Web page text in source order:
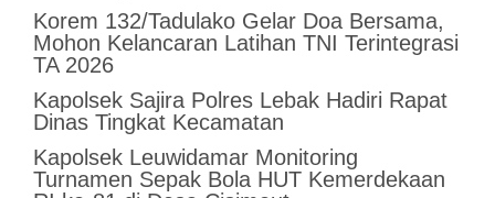
Korem 132/Tadulako Gelar Doa Bersama,
Mohon Kelancaran Latihan TNI Terintegrasi
TA 2026
Kapolsek Sajira Polres Lebak Hadiri Rapat
Dinas Tingkat Kecamatan
Kapolsek Leuwidamar Monitoring
Turnamen Sepak Bola HUT Kemerdekaan